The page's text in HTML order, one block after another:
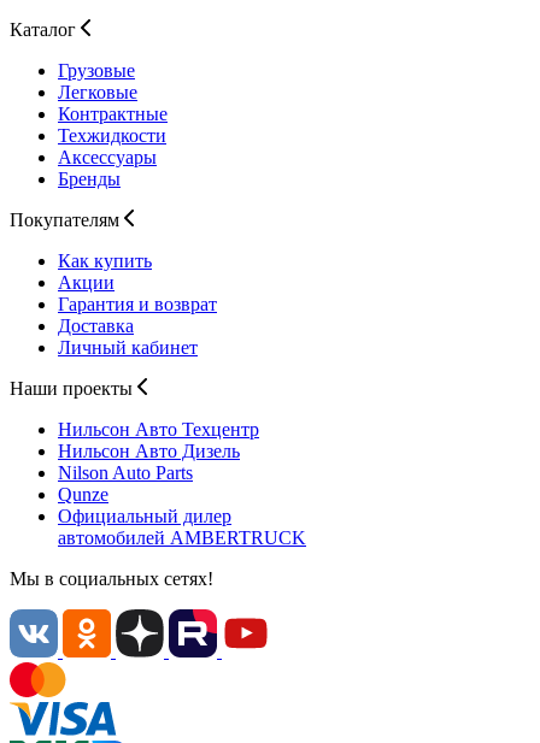
Каталог
Грузовые
Легковые
Контрактные
Техжидкости
Аксессуары
Бренды
Покупателям
Как купить
Акции
Гарантия и возврат
Доставка
Личный кабинет
Наши проекты
Нильсон Авто Техцентр
Нильсон Авто Дизель
Nilson Auto Parts
Qunze
Официальный дилер
автомобилей AMBERTRUCK
Мы в социальных сетях!